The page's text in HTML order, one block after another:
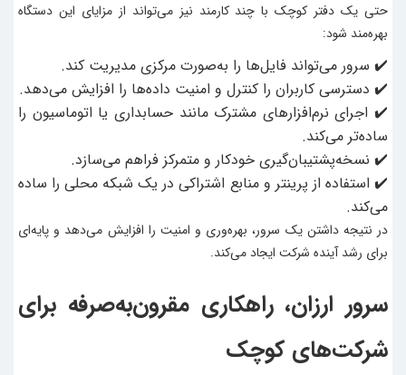
حتی یک دفتر کوچک با چند کارمند نیز می‌تواند از مزایای این دستگاه
بهره‌مند شود:
✔️ سرور می‌تواند فایل‌ها را به‌صورت مرکزی مدیریت کند.
✔️ دسترسی کاربران را کنترل و امنیت داده‌ها را افزایش می‌دهد.
✔️ اجرای نرم‌افزارهای مشترک مانند حسابداری یا اتوماسیون را
ساده‌تر می‌کند.
✔️ نسخه‌پشتیبان‌گیری خودکار و متمرکز فراهم می‌سازد.
✔️ استفاده از پرینتر و منابع اشتراکی در یک شبکه محلی را ساده
می‌کند.
در نتیجه داشتن یک سرور، بهره‌وری و امنیت را افزایش می‌دهد و پایه‌ای
برای رشد آینده شرکت ایجاد می‌کند.
سرور ارزان، راهکاری مقرون‌به‌صرفه برای
شرکت‌های کوچک